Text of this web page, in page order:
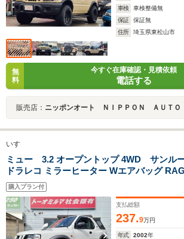
車検
車検整備無
保証
保証無
住所
埼玉県東松山市
無
料
今すぐ在庫確認・見積依頼
電話する
販売店： ニッポンオート ＮＩＰＰＯＮ ＡＵＴＯ
いすゞ
ミュー 3.2 オープントップ 4WD サンル
ドラレコ ミラーヒーター Wエアバッグ
チアルミ
購入プラン付
支払総額
237.9万円
年式 2002年